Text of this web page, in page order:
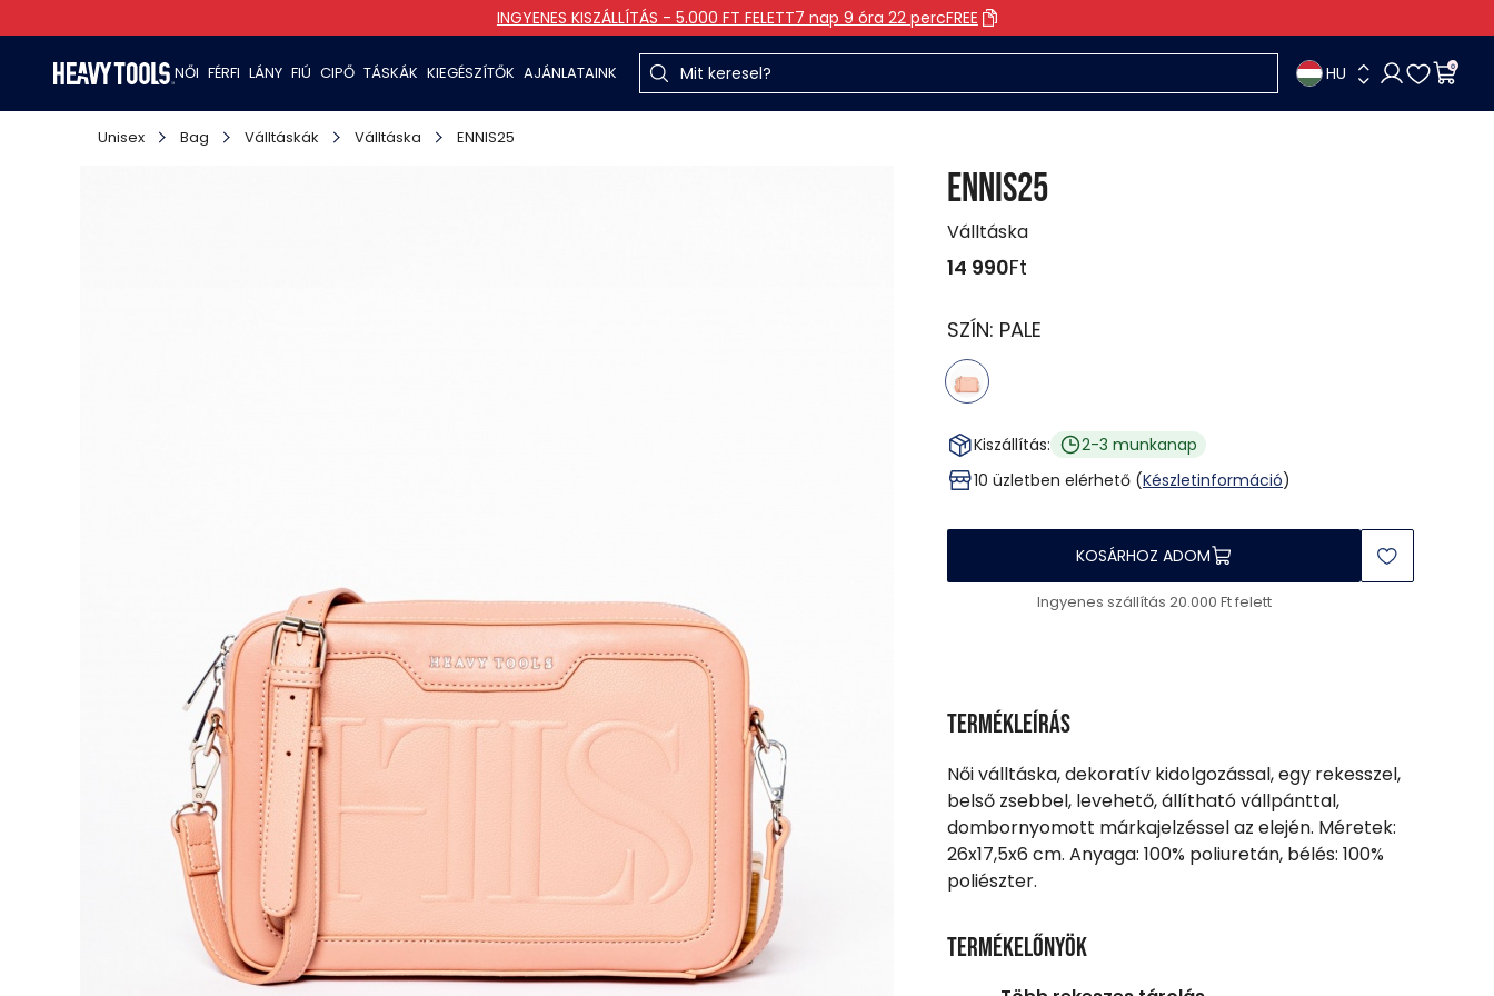
INGYENES KISZÁLLÍTÁS - 5.000 FT FELETT7 nap 9 óra 22 percFREE
NŐI FÉRFI LÁNY FIÚ CIPŐ TÁSKÁK KIEGÉSZÍTŐK AJÁNLATAINK HU 0
Unisex Bag Válltáskák Válltáska ENNIS25
ENNIS25
Válltáska
14 990Ft
SZÍN: PALE
Kiszállítás:
2-3 munkanap
10 üzletben elérhető (Készletinformáció)
KOSÁRHOZ ADOM
Ingyenes szállítás 20.000 Ft felett
Termékleírás
Női válltáska, dekoratív kidolgozással, egy rekesszel,
belső zsebbel, levehető, állítható vállpánttal,
dombornyomott márkajelzéssel az elején. Méretek:
26x17,5x6 cm. Anyaga: 100% poliuretán, bélés: 100%
poliészter.
Termékelőnyök